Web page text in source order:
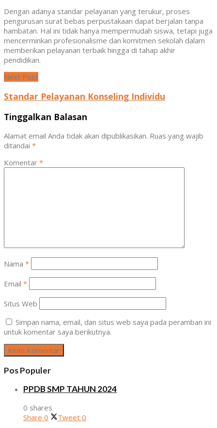
Dengan adanya standar pelayanan yang terukur, proses
pengurusan surat bebas perpustakaan dapat berjalan tanpa
hambatan. Hal ini tidak hanya mempermudah siswa, tetapi juga
mencerminkan profesionalisme dan komitmen sekolah dalam
memberikan pelayanan terbaik hingga di tahap akhir
pendidikan.
Next Post
Standar Pelayanan Konseling Individu
Tinggalkan Balasan
Alamat email Anda tidak akan dipublikasikan. Ruas yang wajib
ditandai *
Komentar *
Nama *
Email *
Situs Web
Simpan nama, email, dan situs web saya pada peramban ini
untuk komentar saya berikutnya.
Pos Populer
PPDB SMP TAHUN 2024
0 shares
Share 0 Tweet 0